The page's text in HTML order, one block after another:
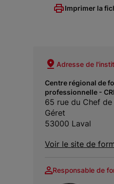
Imprimer la
Adresse de
Centre régional de
professionnelle -
65 rue du Chef
Géret
53000 Laval
Voir le site de
Responsable de